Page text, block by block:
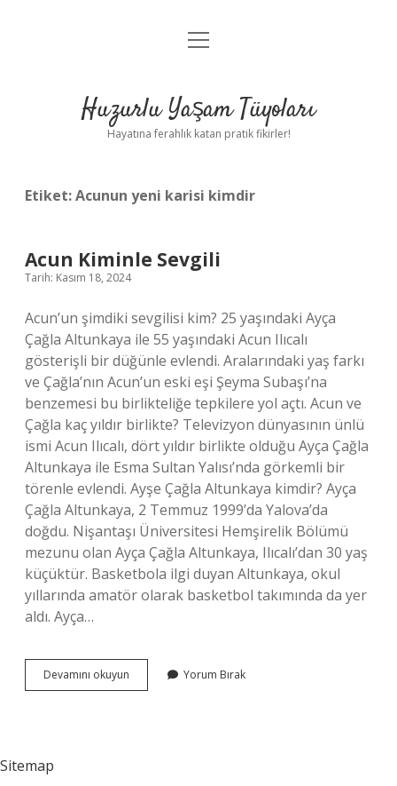
Anasayfa
Yasal Uyarı
menüyü
Huzurlu Yaşam Tüyoları
Hayatına ferahlık katan pratik fikirler!
Etiket:Acunun yeni karisi kimdir
Acun Kiminle Sevgili
Tarih: Kasım 18, 2024
Acun’un şimdiki sevgilisi kim? 25 yaşındaki Ayça
Çağla Altunkaya ile 55 yaşındaki Acun Ilıcalı
gösterişli bir düğünle evlendi. Aralarındaki yaş farkı
ve Çağla’nın Acun’un eski eşi Şeyma Subaşı’na
benzemesi bu birlikteliğe tepkilere yol açtı. Acun ve
Çağla kaç yıldır birlikte? Televizyon dünyasının ünlü
ismi Acun Ilıcalı, dört yıldır birlikte olduğu Ayça Çağla
Altunkaya ile Esma Sultan Yalısı’nda görkemli bir
törenle evlendi. Ayşe Çağla Altunkaya kimdir? Ayça
Çağla Altunkaya, 2 Temmuz 1999’da Yalova’da
doğdu. Nişantaşı Üniversitesi Hemşirelik Bölümü
mezunu olan Ayça Çağla Altunkaya, Ilıcalı’dan 30 yaş
küçüktür. Basketbola ilgi duyan Altunkaya, okul
yıllarında amatör olarak basketbol takımında da yer
aldı. Ayça…
Devamını okuyun
Kiminle
Yorum Bırak
Sitemap